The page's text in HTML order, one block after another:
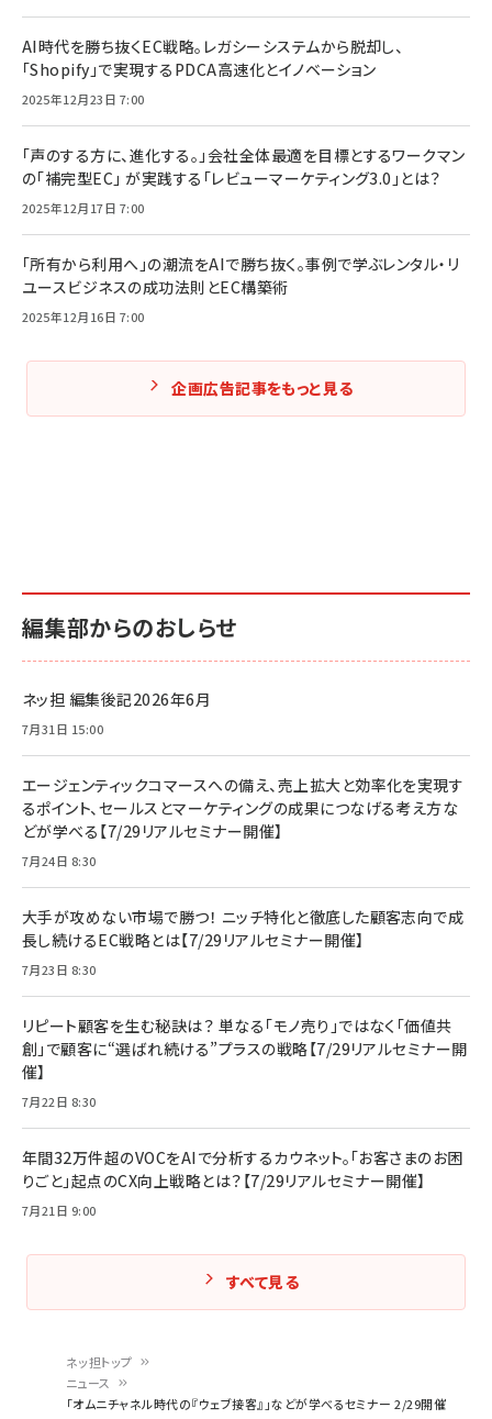
ネッ担トップ
ニュース
「オムニチャネル時代の『ウェブ接客』」などが学べるセミナー 2/29開催
AI時代を勝ち抜くEC戦略。レガシーシステムから脱却し、
「Shopify」で実現するPDCA高速化とイノベーション
2025年12月23日 7:00
「声のする方に、進化する。」会社全体最適を目標とするワークマン
の「補完型EC」 が実践する「レビューマーケティング3.0」とは？
2025年12月17日 7:00
「所有から利用へ」の潮流をAIで勝ち抜く。事例で学ぶレンタル・リ
ユースビジネスの成功法則とEC構築術
2025年12月16日 7:00
企画広告記事をもっと見る
編集部からのおしらせ
ネッ担 編集後記2026年6月
7月31日 15:00
エージェンティックコマースへの備え、売上拡大と効率化を実現す
るポイント、セールスとマーケティングの成果につなげる考え方な
どが学べる【7/29リアルセミナー開催】
7月24日 8:30
大手が攻めない市場で勝つ！ ニッチ特化と徹底した顧客志向で成
長し続けるEC戦略とは【7/29リアルセミナー開催】
7月23日 8:30
リピート顧客を生む秘訣は？ 単なる「モノ売り」ではなく「価値共
創」で顧客に“選ばれ続ける”プラスの戦略【7/29リアルセミナー開
催】
7月22日 8:30
年間32万件超のVOCをAIで分析するカウネット。「お客さまのお困
りごと」起点のCX向上戦略とは？【7/29リアルセミナー開催】
7月21日 9:00
すべて見る